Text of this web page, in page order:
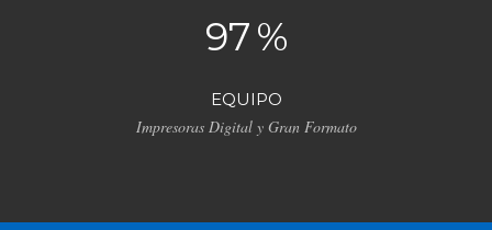
97%
EQUIPO
Impresoras Digital y Gran Formato